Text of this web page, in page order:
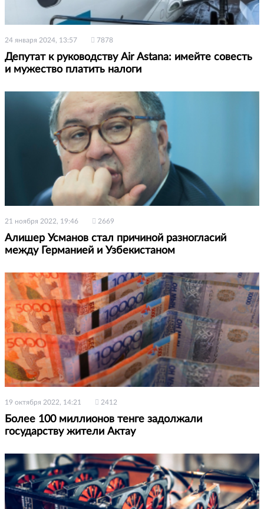
24 января 2024, 13:57 7878
Депутат к руководству Air Astana: имейте совесть
и мужество платить налоги
21 ноября 2022, 19:46 2669
Алишер Усманов стал причиной разногласий
между Германией и Узбекистаном
19 октября 2022, 14:21 2412
Более 100 миллионов тенге задолжали
государству жители Актау